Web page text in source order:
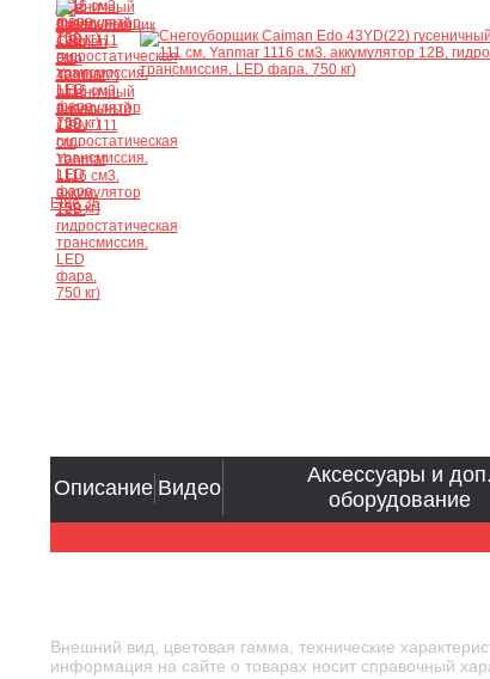
Ещё 36
Описание Видео
Аксессуары и доп.
оборудование
Внешний вид, цветовая гамма, технические
информация на сайте о товарах носит справочный